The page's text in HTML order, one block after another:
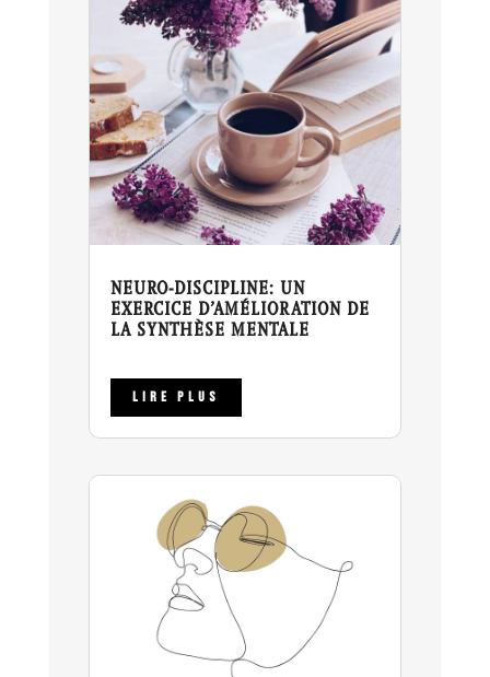
NEURO-DISCIPLINE: UN
EXERCICE D’AMÉLIORATION DE
LA SYNTHÈSE MENTALE
LIRE PLUS